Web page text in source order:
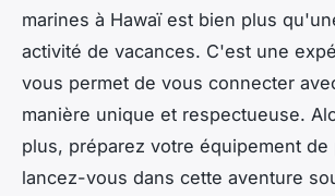
marines à Hawaï est bien plus
activité de vacances. C'est une
vous permet de vous connecter
manière unique et respectueuse.
plus, préparez votre équipement de
lancez-vous dans cette aventure